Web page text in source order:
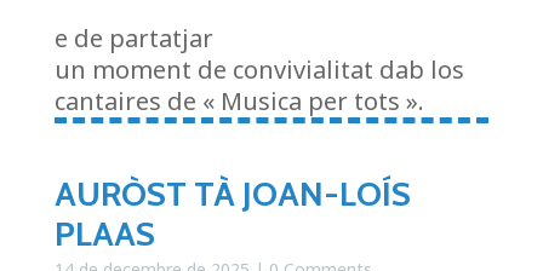
e de partatjar
un moment de convivialitat dab los
cantaires de « Musica per tots ».
AURÒST TÀ JOAN-LOÍS
PLAAS